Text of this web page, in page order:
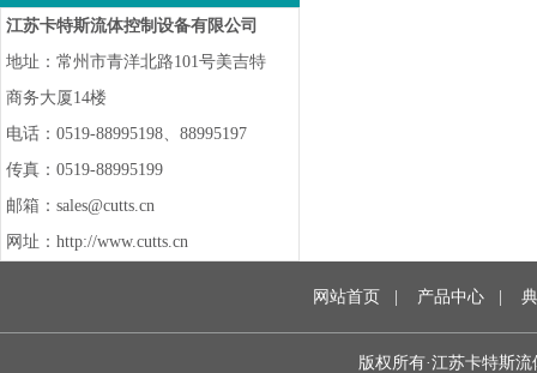
江苏卡特斯流体控制设备有限公司
地址：常州市青洋北路101号美吉特
商务大厦14楼
电话：0519-88995198、88995197
传真：0519-88995199
邮箱：sales@cutts.cn
网址：http://www.cutts.cn
网站首页 产品中心|
版权所有·江苏卡特